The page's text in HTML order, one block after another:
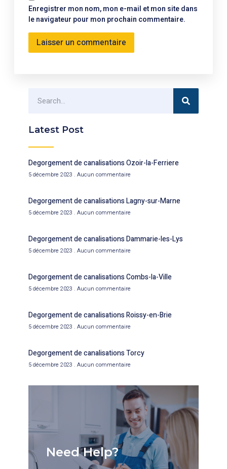
Enregistrer mon nom, mon e-mail et mon site dans
le navigateur pour mon prochain commentaire.
Latest Post
Degorgement de canalisations Ozoir-la-Ferriere
5 décembre 2023 Aucun commentaire
Degorgement de canalisations Lagny-sur-Marne
5 décembre 2023 Aucun commentaire
Degorgement de canalisations Dammarie-les-Lys
5 décembre 2023 Aucun commentaire
Degorgement de canalisations Combs-la-Ville
5 décembre 2023 Aucun commentaire
Degorgement de canalisations Roissy-en-Brie
5 décembre 2023 Aucun commentaire
Degorgement de canalisations Torcy
5 décembre 2023 Aucun commentaire
Need Help?